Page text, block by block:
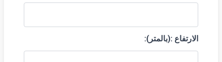
الارتفاع :(بالمتر):